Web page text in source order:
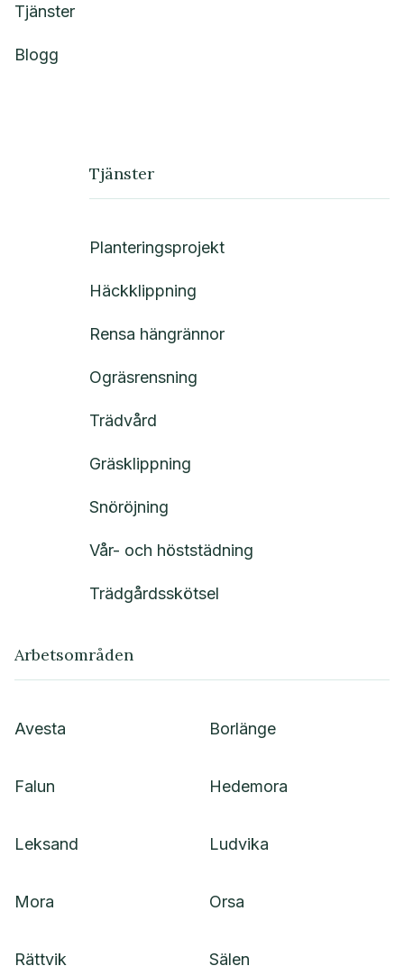
Tjänster
Blogg
Tjänster
Planteringsprojekt
Häckklippning
Rensa hängrännor
Ogräsrensning
Trädvård
Gräsklippning
Snöröjning
Vår- och höststädning
Trädgårdsskötsel
Arbetsområden
Avesta Borlänge
Falun Hedemora
Leksand Ludvika
Mora Orsa
Rättvik Sälen